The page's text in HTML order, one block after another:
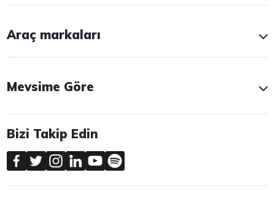
Araç markaları
Mevsime Göre
Bizi Takip Edin